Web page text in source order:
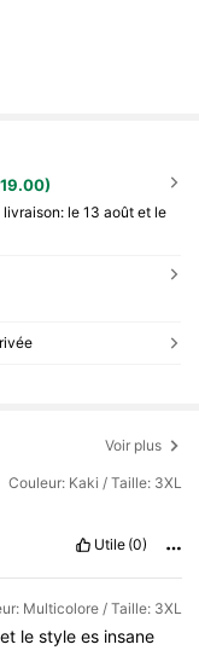
livraison: le 13 août et le
Voir plus
Couleur: Kaki / Taille: 3XL
Utile (0)
Multicolore / Taille: 3XL
et lestylees insane